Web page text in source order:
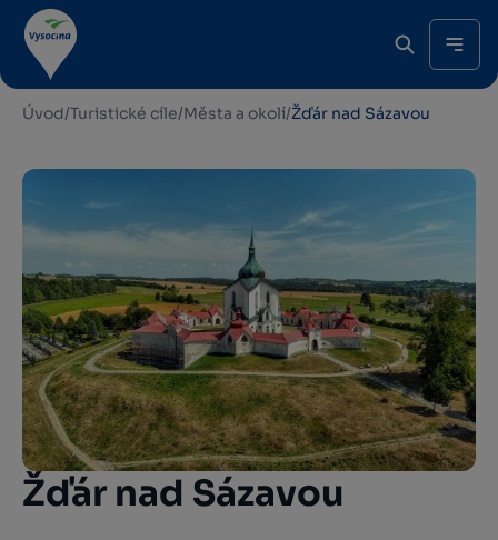
Úvod/Turistické cíle/Města a okolí/Žďár nad Sázavou
Žďár nad Sázavou